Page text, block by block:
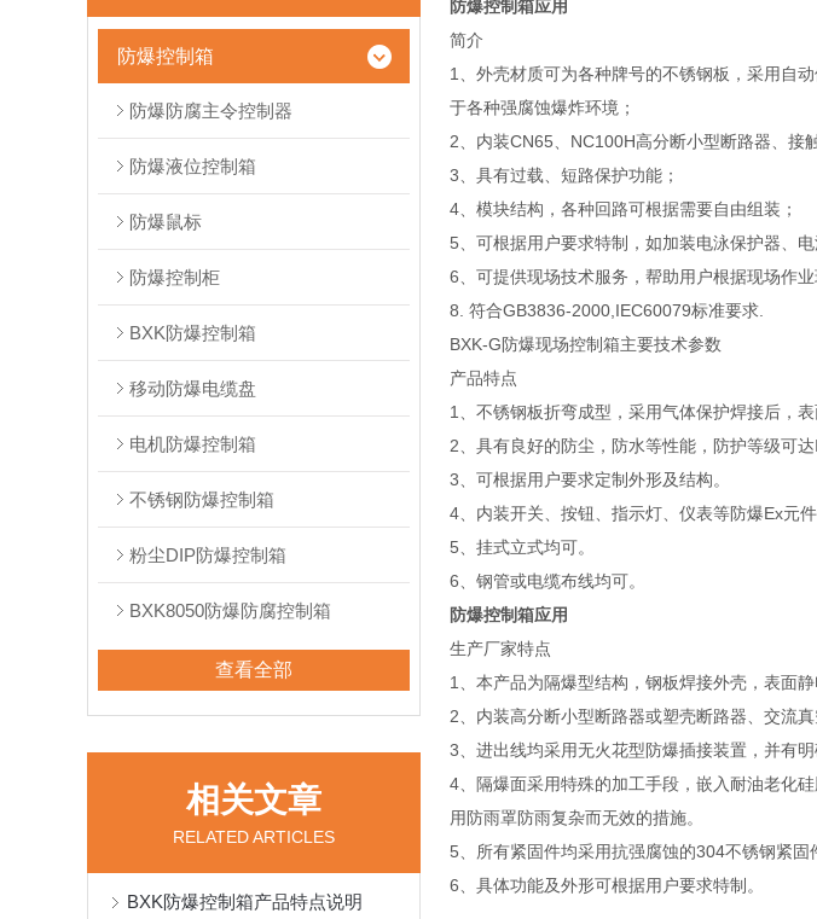
防爆控制箱
防爆防腐主令控制器
防爆液位控制箱
防爆鼠标
防爆控制柜
BXK防爆控制箱
移动防爆电缆盘
电机防爆控制箱
不锈钢防爆控制箱
粉尘DIP防爆控制箱
BXK8050防爆防腐控制箱
查看全部
相关文章
RELATED ARTICLES
BXK防爆控制箱产品特点说明
防爆控制箱应用
简介
1、外壳材质可为各种牌号的不锈钢板，采用自
于各种强腐蚀爆炸环境；
2、内装CN65、NC100H高分断小型断路器、接
3、具有过载、短路保护功能；
4、模块结构，各种回路可根据需要自由组装；
5、可根据用户要求特制，如加装电泳保护器、电
6、可提供现场技术服务，帮助用户根据现场作
8. 符合GB3836-2000,IEC60079标准要求.
BXK-G防爆现场控制箱主要技术参数
产品特点
1、不锈钢板折弯成型，采用气体保护焊接后，表
2、具有良好的防尘，防水等性能，防护等级可达
3、可根据用户要求定制外形及结构。
4、内装开关、按钮、指示灯、仪表等防爆Ex元件
5、挂式立式均可。
6、钢管或电缆布线均可。
防爆控制箱应用
生产厂家特点
1、本产品为隔爆型结构，钢板焊接外壳，表面静
2、内装高分断小型断路器或塑壳断路器、交流
3、进出线均采用无火花型防爆插接装置，并有
4、隔爆面采用特殊的加工手段，嵌入耐油老化
用防雨罩防雨复杂而无效的措施。
5、所有紧固件均采用抗强腐蚀的304不锈钢紧固
6、具体功能及外形可根据用户要求特制。